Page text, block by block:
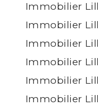
Immobilier
Immobilier
Immobilier
Immobilier
Immobilier
Immobilier